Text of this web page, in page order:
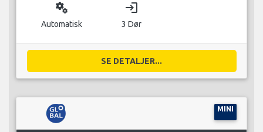
miscellaneous_services
Automatisk
login
3 Dør
SE DETALJER...
MINI